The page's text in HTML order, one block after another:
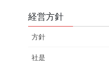
経営方針
方針
社是